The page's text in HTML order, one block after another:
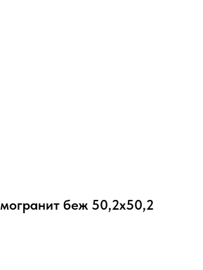
беж 50,2х50,2